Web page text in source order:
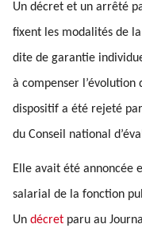
Un décret et un arrêté
fixent les modalités de
dite de garantie
à compenser l’évolution
dispositif a été rejeté
du Conseil national
Elle avait été annoncée
salarial de la fonction
Un décret paru au